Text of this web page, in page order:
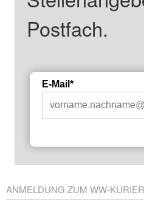
Postfach.
E-Mail*
ANMELDUNG ZUM WW-